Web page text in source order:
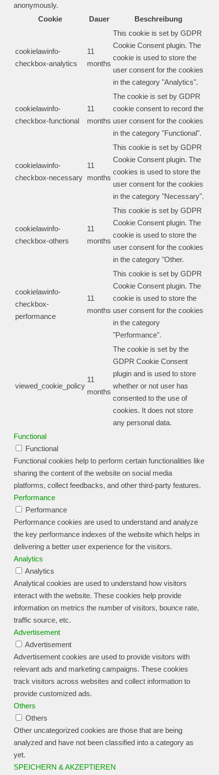
anonymously.
Cookie
Dauer Beschreibung
cookielawinfo-
checkbox-analytics
11
months
This cookie is set by GDPR
Cookie Consent plugin. The
cookie is used to store the
user consent for the cookies
in the category "Analytics".
cookielawinfo-
checkbox-functional
11
months
The cookie is set by GDPR
cookie consent to record the
user consent for the cookies
in the category "Functional".
cookielawinfo-
checkbox-necessary
11
months
This cookie is set by GDPR
Cookie Consent plugin. The
cookies is used to store the
user consent for the cookies
in the category "Necessary".
cookielawinfo-
checkbox-others
11
months
This cookie is set by GDPR
Cookie Consent plugin. The
cookie is used to store the
user consent for the cookies
in the category "Other.
cookielawinfo-
checkbox-
performance
11
months
This cookie is set by GDPR
Cookie Consent plugin. The
cookie is used to store the
user consent for the cookies
in the category
"Performance".
viewed_cookie_policy
11
months
The cookie is set by the
GDPR Cookie Consent
plugin and is used to store
whether or not user has
consented to the use of
cookies. It does not store
any personal data.
Functional
Functional
Functional cookies help to perform certain functionalities like
sharing the content of the website on social media
platforms, collect feedbacks, and other third-party features.
Performance
Performance
Performance cookies are used to understand and analyze
the key performance indexes of the website which helps in
delivering a better user experience for the visitors.
Analytics
Analytics
Analytical cookies are used to understand how visitors
interact with the website. These cookies help provide
information on metrics the number of visitors, bounce rate,
traffic source, etc.
Advertisement
Advertisement
Advertisement cookies are used to provide visitors with
relevant ads and marketing campaigns. These cookies
track visitors across websites and collect information to
provide customized ads.
Others
Others
Other uncategorized cookies are those that are being
analyzed and have not been classified into a category as
yet.
SPEICHERN & AKZEPTIEREN